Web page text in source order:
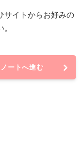
サイトからお好みの
ートへ進む